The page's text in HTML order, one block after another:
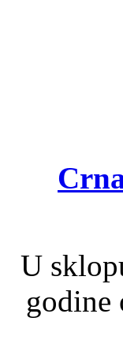
U
godine